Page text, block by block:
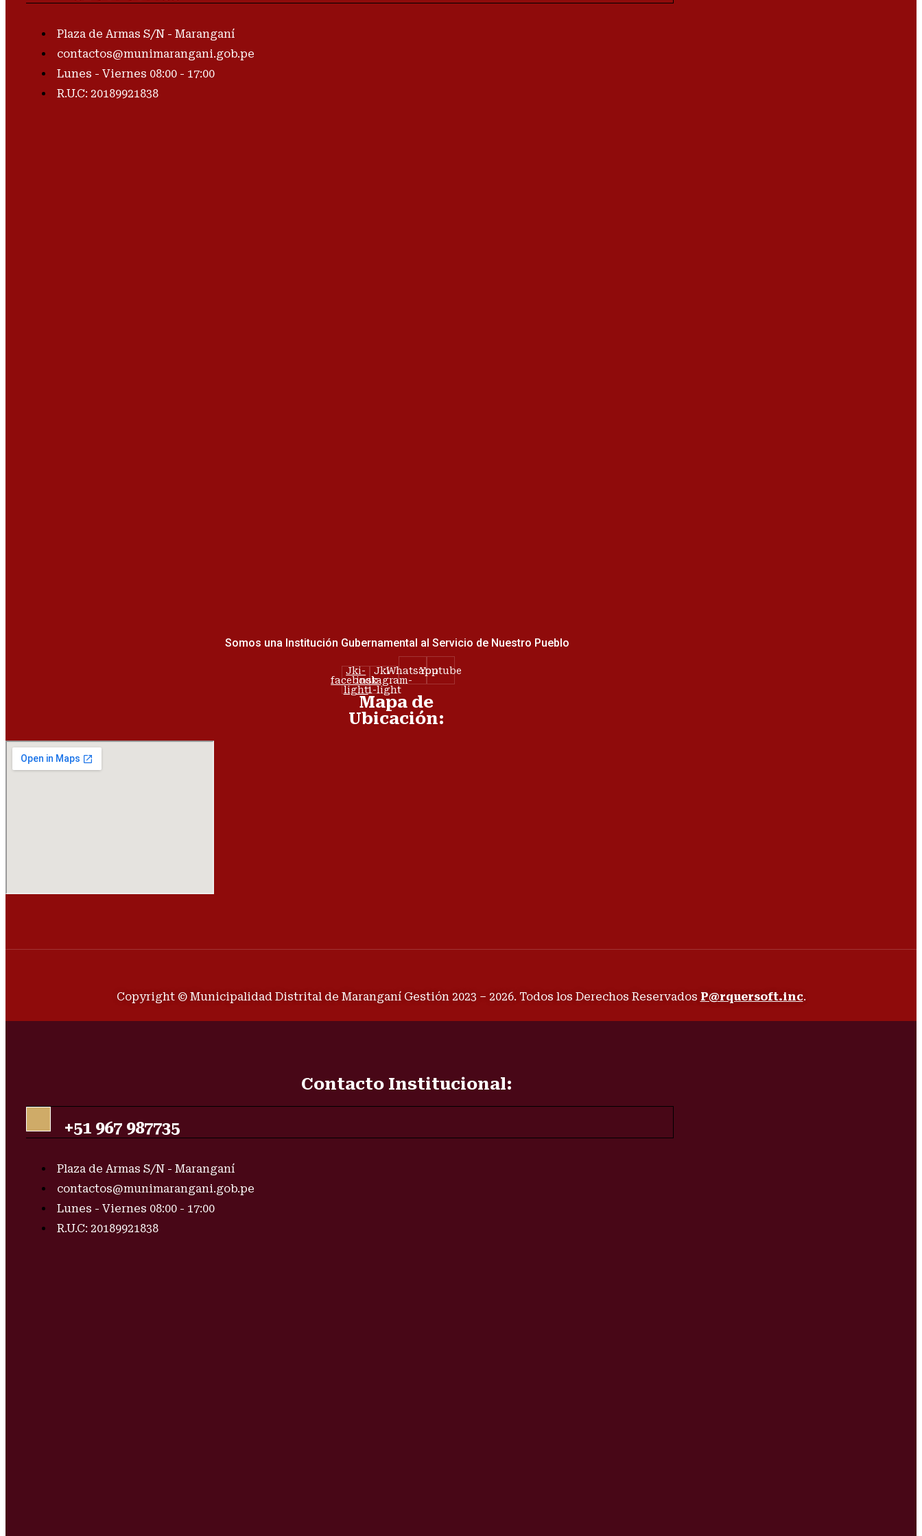
Plaza de Armas S/N - Maranganí
contactos@munimarangani.gob.pe
Lunes - Viernes 08:00 - 17:00
R.U.C: 20189921838
Somos una Institución Gubernamental al Servicio de Nuestro Pueblo
Jki-
facebook-
light
Jki-
instagram-
1-light
WhatsappYoutube
Mapa de
Ubicación:
Copyright © Municipalidad Distrital de Maranganí Gestión 2023 – 2026. Todos los Derechos Reservados P@rquersoft.inc.
Contacto Institucional:
+51 967 987735
Plaza de Armas S/N - Maranganí
contactos@munimarangani.gob.pe
Lunes - Viernes 08:00 - 17:00
R.U.C: 20189921838